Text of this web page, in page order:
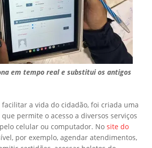
em tempo real e substitui os antigos
facilitar a vida do cidadão, foi criada uma
permite o acesso a diversos serviços
celular ou computador. No site do
por exemplo, agendar atendimentos,